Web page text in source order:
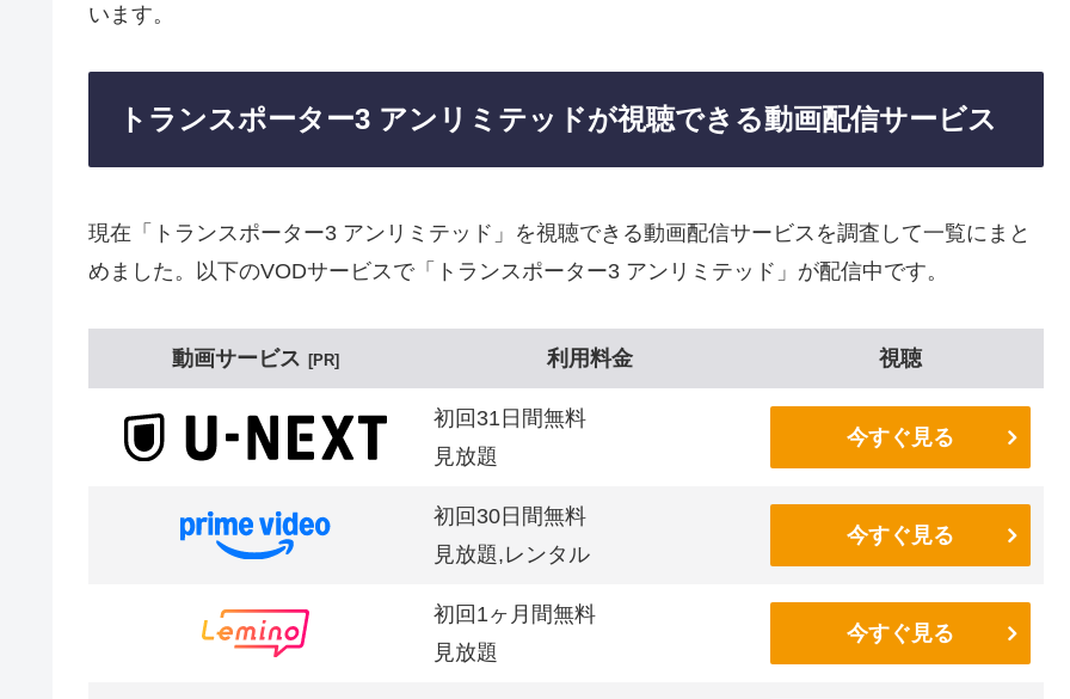
います。
トランスポーター3 アンリミテッドが視聴できる動画配信サービス
現在「トランスポーター3 アンリミテッド」を視聴できる動画配信サービスを調査して一覧にまと
めました。以下のVODサービスで「トランスポーター3 アンリミテッド」が配信中です。
動画サービス PR 利用料金 視聴
初回31日間無料
見放題
今すぐ見る
初回30日間無料
見放題,レンタル
今すぐ見る
初回1ヶ月間無料
見放題
今すぐ見る